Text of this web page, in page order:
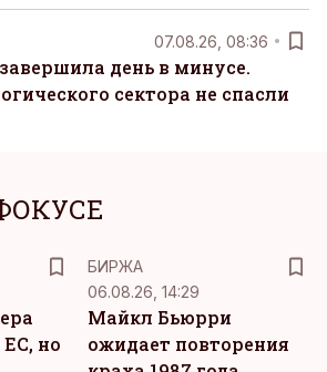
07.08.26, 08:36
день в минусе.
сектора не спасли
но
БИРЖА
06.08.26, 14:29
Майкл Бьюрри
ожидает повторения